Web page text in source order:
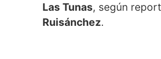
Las Tunas, según
Ruisánchez.